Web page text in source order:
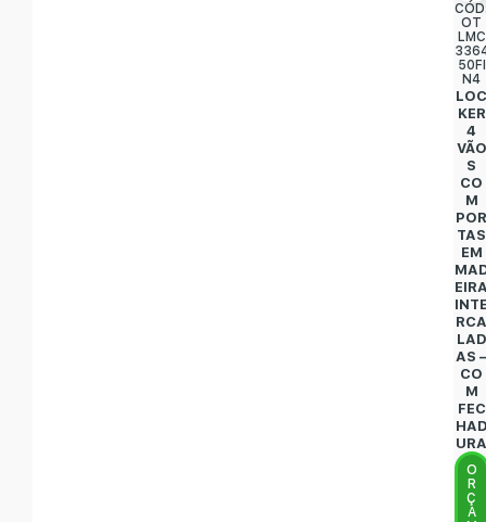
OT
LMC
50FI
N4
KER
4
VÃO
S
CO
M
TAS
EM
LAD
AS
CO
M
FEC
O
R
Ç
A